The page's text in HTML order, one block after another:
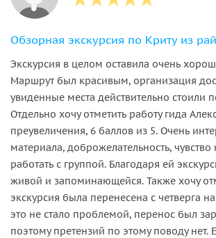
Обзорная экскурсия по Криту из
Экскурсия в целом оставила очень
Маршрут был красивым, организация
увиденные места действительно стоили
Отдельно хочу отметить работу гида
преувеличения, 6 баллов из 5. Очень
материала, доброжелательность,
работать с группой. Благодаря ей
живой и запоминающейся. Также хочу
экскурсия была перенесена с четверга
это не стало проблемой, перенос был
поэтому претензий по этому поводу нет.